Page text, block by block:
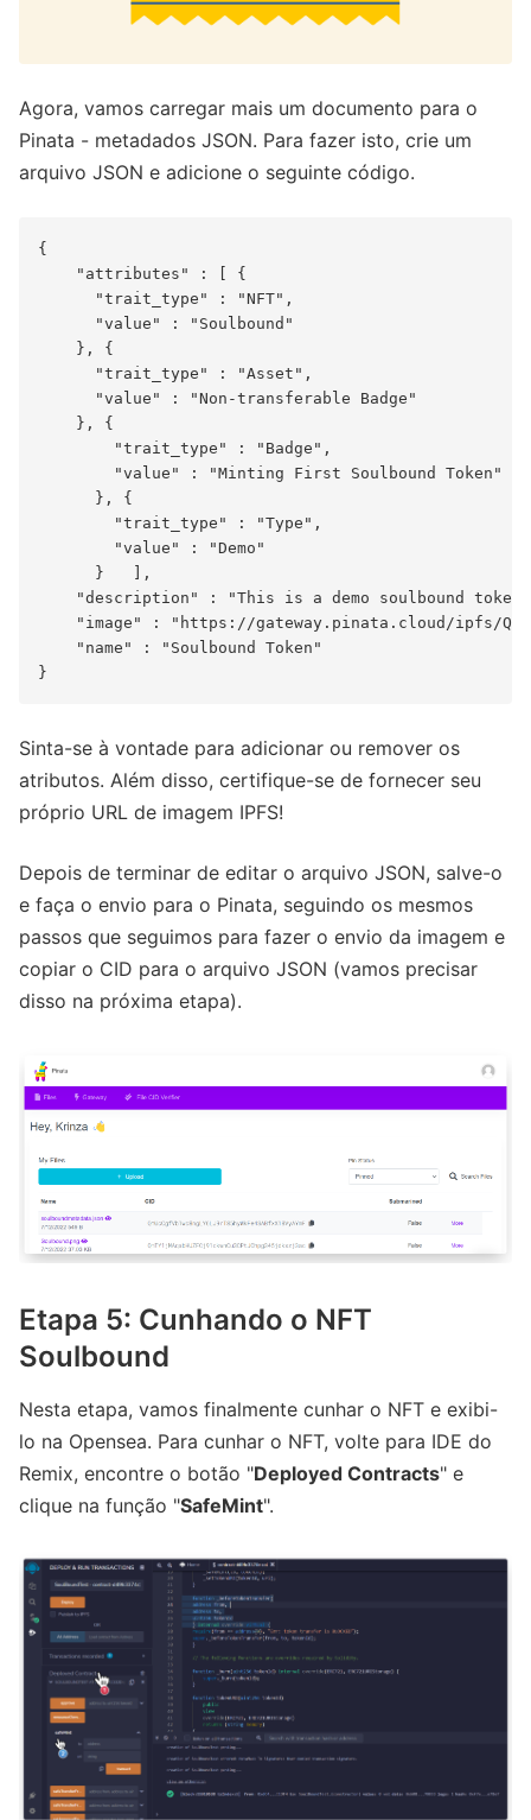
Agora, vamos carregar mais um documento para o
Pinata - metadados JSON. Para fazer isto, crie um
arquivo JSON e adicione o seguinte código.
{
    "attributes" : [ {
      "trait_type" : "NFT",
      "value" : "Soulbound"
    }, {
      "trait_type" : "Asset",
      "value" : "Non-transferable Badge"
    }, {
        "trait_type" : "Badge",
        "value" : "Minting First Soulbound Token"
      }, {
        "trait_type" : "Type",
        "value" : "Demo"
      }   ],
"description" : "This is a demo soulbound token
"image" : "https://gateway.pinata.cloud/ipfs/
    "name" : "Soulbound Token"
Sinta-se à vontade para adicionar ou remover os
atributos. Além disso, certifique-se de fornecer seu
próprio URL de imagem IPFS!
Depois de terminar de editar o arquivo JSON, salve-o
e faça o envio para o Pinata, seguindo os mesmos
passos que seguimos para fazer o envio da imagem e
copiar o CID para o arquivo JSON (vamos precisar
disso na próxima etapa).
Etapa 5: Cunhando o NFT
Soulbound
Nesta etapa, vamos finalmente cunhar o NFT e exibi-
lo na Opensea. Para cunhar o NFT, volte para IDE do
Remix, encontre o botão "Deployed Contracts" e
clique na função "SafeMint".